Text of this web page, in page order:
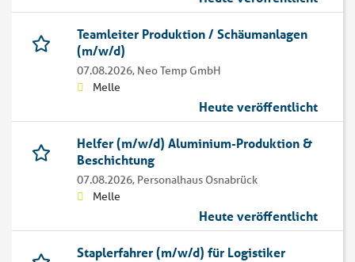
Teamleiter Produktion / Schäumanlagen
(m/w/d)
07.08.2026, Neo Temp GmbH
Melle
Heute veröffentlicht
Helfer (m/w/d) Aluminium-Produktion &
Beschichtung
07.08.2026, Personalhaus Osnabrück
Melle
Heute veröffentlicht
Staplerfahrer (m/w/d) für Logistiker